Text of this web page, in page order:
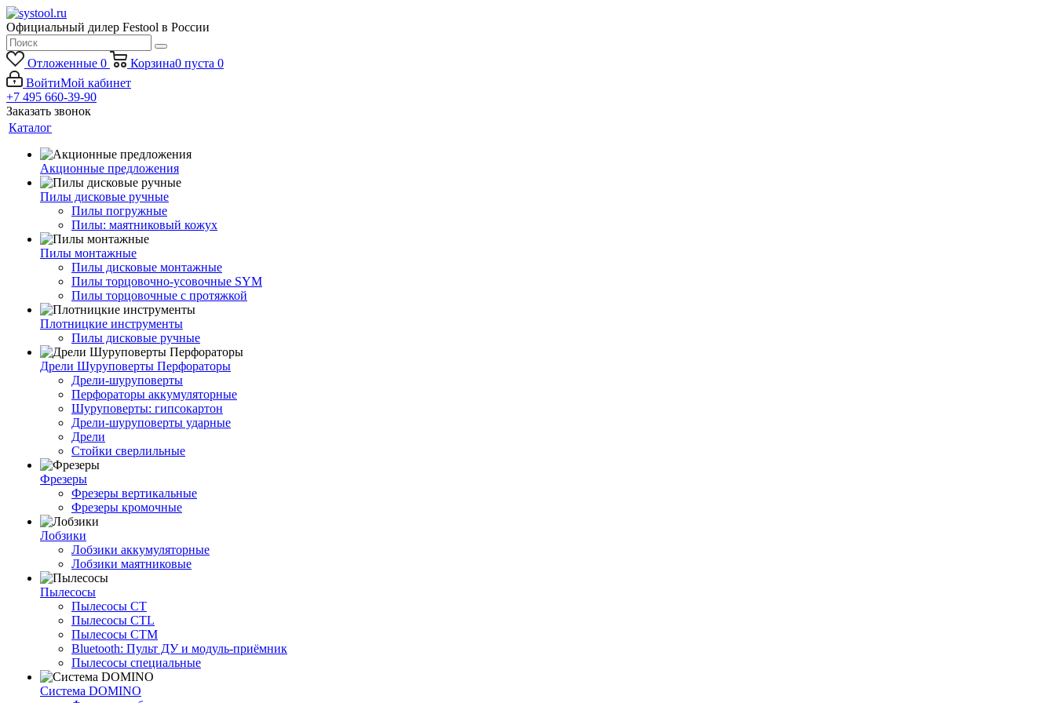
Официальный дилер Festool в России
Отложенные 0 Корзина0 пуста 0
ВойтиМой кабинет
+7 495 660-39-90
Заказать звонок
Каталог
Акционные предложения
Пилы дисковые ручные
Пилы погружные
Пилы: маятниковый кожух
Пилы монтажные
Пилы дисковые монтажные
Пилы торцовочно-усовочные SYM
Пилы торцовочные с протяжкой
Плотницкие инструменты
Пилы дисковые ручные
Дрели Шуруповерты Перфораторы
Дрели-шуруповерты
Перфораторы аккумуляторные
Шуруповерты: гипсокартон
Дрели-шуруповерты ударные
Дрели
Стойки сверлильные
Фрезеры
Фрезеры вертикальные
Фрезеры кромочные
Лобзики
Лобзики аккумуляторные
Лобзики маятниковые
Пылесосы
Пылесосы CT
Пылесосы CTL
Пылесосы CTM
Bluetooth: Пульт ДУ и модуль-приёмник
Пылесосы специальные
Система DOMINO